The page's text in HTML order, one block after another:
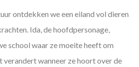
ontdekken we een eiland vol dieren
Ida, de hoofdpersonage,
school waar ze moeite heeft om
verandert wanneer ze hoort over de